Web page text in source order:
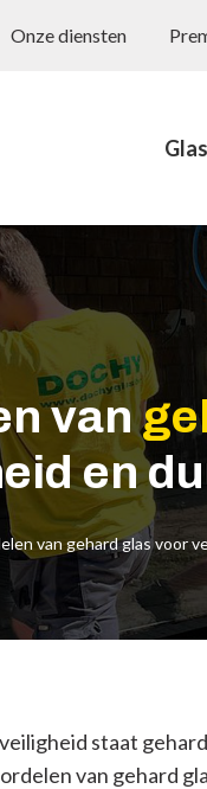
Onze diensten
van
en
van gehard glas voor
staat
van gehard